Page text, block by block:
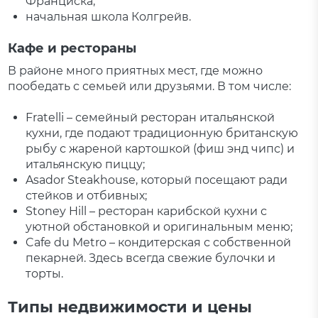
начальная школа Колгрейв.
Кафе и рестораны
В районе много приятных мест, где можно
пообедать с семьей или друзьями. В том числе:
Fratelli – семейный ресторан итальянской
кухни, где подают традиционную британскую
рыбу с жареной картошкой (фиш энд чипс) и
итальянскую пиццу;
Asador Steakhouse, который посещают ради
стейков и отбивных;
Stoney Hill – ресторан карибской кухни с
уютной обстановкой и оригинальным меню;
Cafe du Metro – кондитерская с собственной
пекарней. Здесь всегда свежие булочки и
торты.
Типы недвижимости и цены